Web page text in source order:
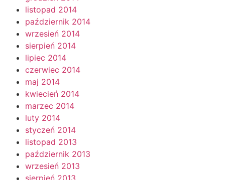
listopad 2014
październik 2014
wrzesień 2014
sierpień 2014
lipiec 2014
czerwiec 2014
maj 2014
kwiecień 2014
marzec 2014
luty 2014
styczeń 2014
listopad 2013
październik 2013
wrzesień 2013
sierpień 2013